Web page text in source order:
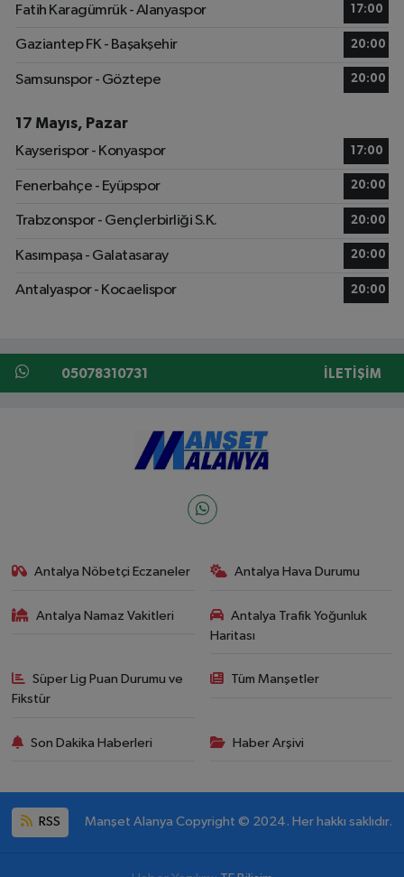
Fatih Karagümrük - Alanyaspor
17:00
Gaziantep FK - Başakşehir 20:00
Samsunspor - Göztepe 20:00
17 Mayıs, Pazar
Kayserispor - Konyaspor
17:00
Fenerbahçe - Eyüpspor 20:00
Trabzonspor - Gençlerbirliği S.K. 20:00
Kasımpaşa - Galatasaray 20:00
Antalyaspor - Kocaelispor 20:00
05078310731 İLETIŞIM
Antalya Nöbetçi Eczaneler Antalya Hava Durumu
Antalya Namaz Vakitleri
Antalya Trafik Yoğunluk
Haritası
Süper Lig Puan Durumu ve
Fikstür
Tüm Manşetler
Son Dakika Haberleri Haber Arşivi
RSS Manşet Alanya Copyright © 2024. Her hakkı saklıdır.